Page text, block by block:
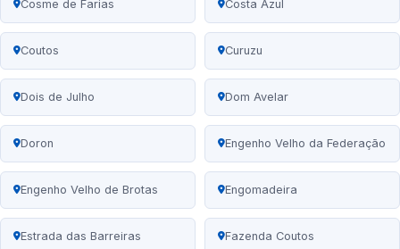
Cosme de Farias Costa Azul
Coutos Curuzu
Dois de Julho Dom Avelar
Doron Engenho Velho da Federação
Engenho Velho de Brotas Engomadeira
Estrada das Barreiras Fazenda Coutos